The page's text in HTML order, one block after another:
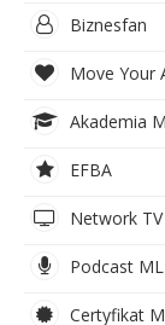
Biznesfan
Move Your
Akademia
EFBA
Network TV
Podcast
Certyfikat